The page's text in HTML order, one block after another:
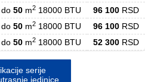
do 50 m2 18000 BTU 96 100 RSD
do 50 m2 18000 BTU 96 100 RSD
do 50 m2 18000 BTU 52 300 RSD
serije
jedinice